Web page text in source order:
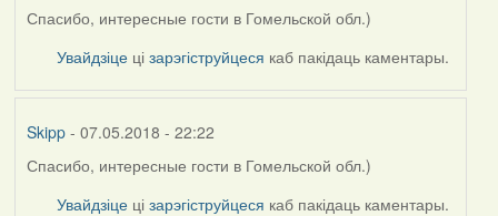
In
reply
by
Erdmann
Спасибо, интересные гости в Гомельской обл.)
Увайдзіце цізарэгіструйцеся каб пакідаць каментары.
Skipp- 07.05.2018 - 22:22
In
reply
Спасибо, интересные гости в Гомельской обл.)
Увайдзіце цізарэгіструйцеся каб пакідаць каментары.